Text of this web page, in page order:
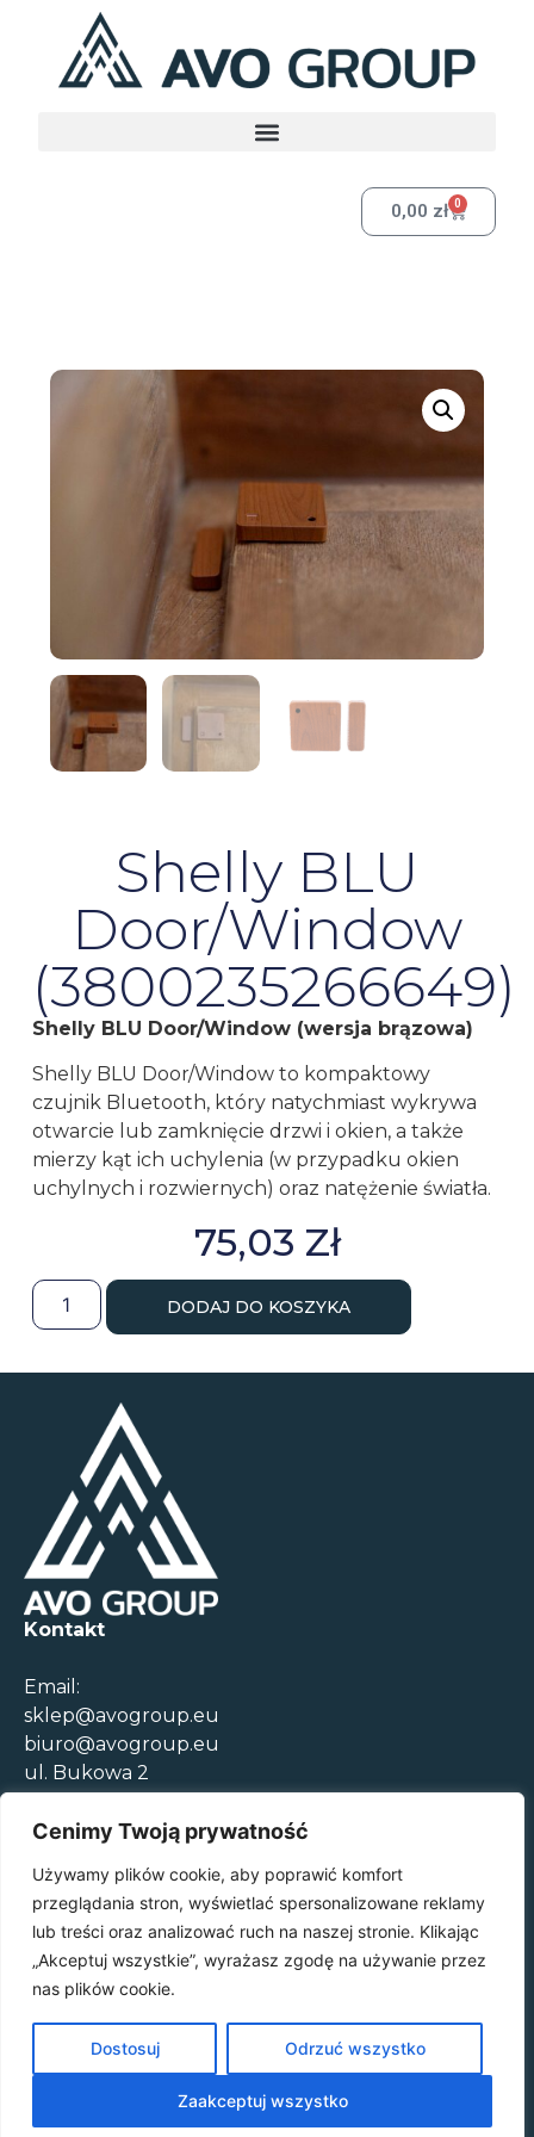
Cenimy Twoją prywatność
Używamy plików cookie, aby poprawić komfort
przeglądania stron, wyświetlać spersonalizowane reklamy
lub treści oraz analizować ruch na naszej stronie. Klikając
„Akceptuj wszystkie”, wyrażasz zgodę na używanie przez
nas plików cookie.
Dostosuj Odrzuć wszystko
Zaakceptuj wszystko
0,00 zł 0
Shelly BLU
Door/Window
(3800235266649)
Shelly BLU Door/Window (wersja brązowa)
Shelly BLU Door/Window to kompaktowy
czujnik Bluetooth, który natychmiast wykrywa
otwarcie lub zamknięcie drzwi i okien, a także
mierzy kąt ich uchylenia (w przypadku okien
uchylnych i rozwiernych) oraz natężenie światła.
75,03 Zł
DODAJ DO KOSZYKA
Kontakt
Email:
sklep@avogroup.eu
biuro@avogroup.eu
ul. Bukowa 2
+48 22 308 00 52
Godziny otwarcia
Pon.-Czw. 08:30-17:00
Pt. 09:00-15:00
Regulamin sklepu
© 2025 AVO GROUP